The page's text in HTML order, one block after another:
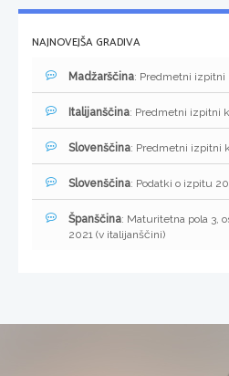
NAJNOVEJŠA GRADIVA
Madžarščina: Predmetni izpitni
Italijanščina: Predmetni izpitni
Slovenščina: Predmetni izpitni
Slovenščina: Podatki o izpitu
Španščina: Maturitetna pola 3,
2021 (v italijanščini)